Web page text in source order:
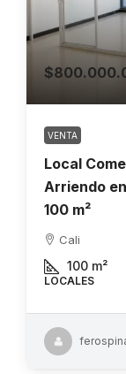
VENTA
Local
Arriendo
100 m²
Cali
100 m²
LOCALES